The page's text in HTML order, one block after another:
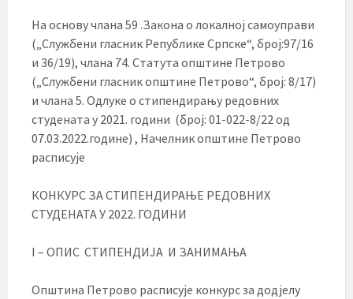
На основу члана 59 .Закона о локалној самоуправи
(„Службени гласник Републике Српске“, број:97/16
и 36/19), члана 74. Статута општине Петрово
(„Службени гласник општине Петрово“, број: 8/17)
и члана 5. Одлуке о стипендирању редовних
студената у 2021. години (број: 01-022-8/22 од
07.03.2022.године) , Начелник општине Петрово
расписује
КОНКУРС ЗА СТИПЕНДИРАЊЕ РЕДОВНИХ
СТУДЕНАТА У 2022. ГОДИНИ
I – ОПИС СТИПЕНДИЈА И ЗАНИМАЊА
Општина Петрово расписује конкурс за додјелу